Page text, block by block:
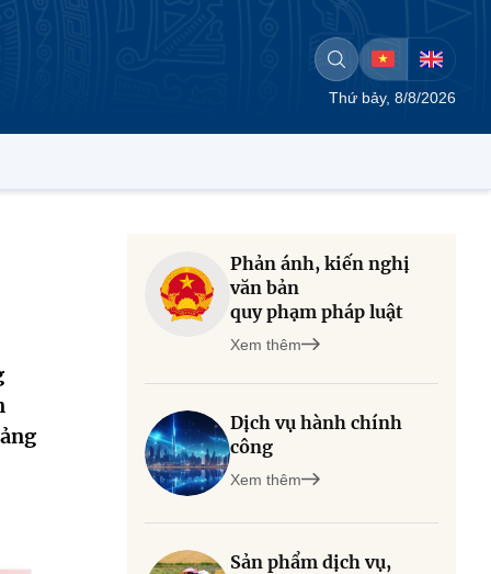
Thứ bảy, 8/8/2026
Phản ánh, kiến nghị
văn bản
quy phạm pháp luật
Xem thêm
Dịch vụ hành chính
công
Xem thêm
Sản phẩm dịch vụ,